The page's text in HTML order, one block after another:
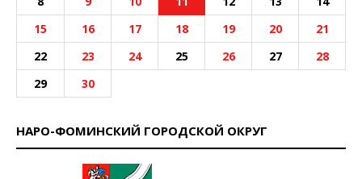
15
16 17 18 19 20
21
22
23 24 25 26 27
28
29
30
НАРО-ФОМИНСКИЙ ГОРОДСКОЙ ОКРУГ